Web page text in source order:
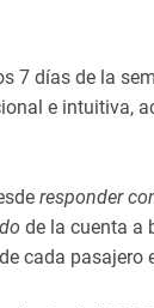
7 días de la
e intuitiva,
responder
de la cuenta a
cada pasajero